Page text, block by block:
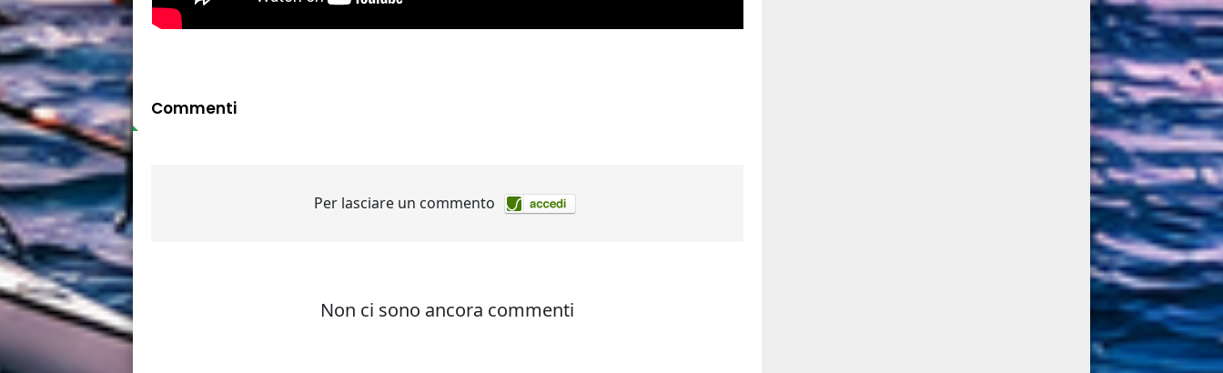
Commenti